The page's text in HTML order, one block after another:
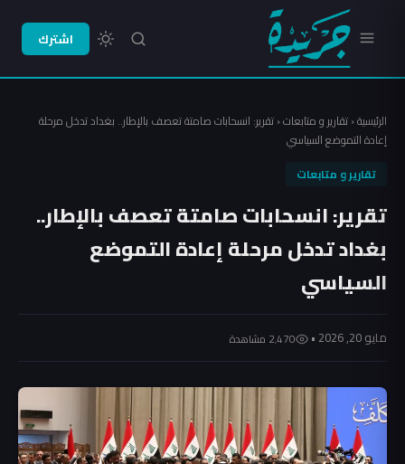
اشترك
الرئيسية‹تقارير و متابعات‹تقرير: انسحابات صامتة تعصف بالإطار.. بغداد تدخل مرحلة
إعادة التموضع السياسي
تقارير و متابعات
تقرير: انسحابات صامتة تعصف بالإطار..
بغداد تدخل مرحلة إعادة التموضع
السياسي
مايو 20, 2026 • 2٬470 مشاهدة